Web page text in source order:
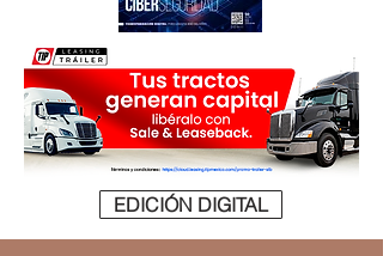
EDICIÓN DIGITAL